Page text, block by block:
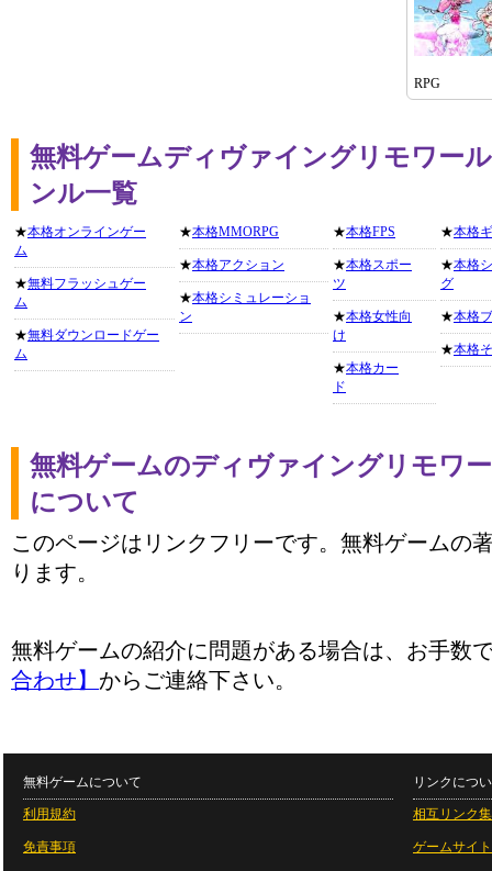
RPG
無料ゲームディヴァイングリモワー
ンル一覧
★本格オンラインゲー
ム
★無料フラッシュゲー
ム
★無料ダウンロードゲー
ム
★本格MMORPG
★本格アクション
★本格シミュレーショ
ン
★本格FPS
★本格スポー
ツ
★本格女性向
け
★本格カー
ド
★本格
★本格
グ
★本格
★本格
無料ゲームのディヴァイングリモワ
について
このページはリンクフリーです。無料ゲームの
ります。
無料ゲームの紹介に問題がある場合は、お手数
合わせ】 からご連絡下さい。
無料ゲームについて
利用規約
免責事項
リンクにつ
相互リンク集
ゲームサイ